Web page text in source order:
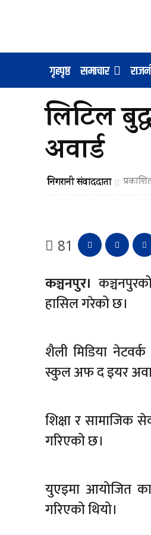
गृहपृष्ठ समाचार
लिटिल
अवार्ड
निगरानी संवाददाता
81
कञ्चनपुर।
हासिल गरेको छ।
शैली मिडिया
स्कुल अफ द इयर
शिक्षा र सामाजिक
गरिएको छ।
युएइमा आयोजित
गरिएको थियो।